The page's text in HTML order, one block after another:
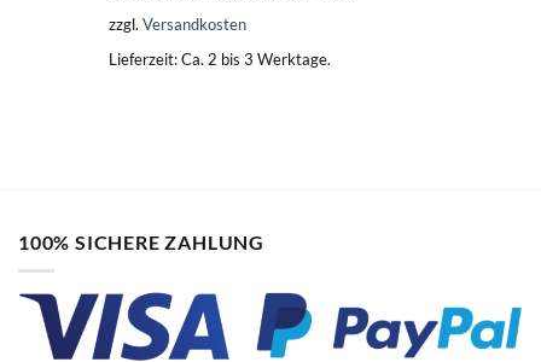
zzgl. Versandkosten
Lieferzeit:Ca. 2 bis 3 Werktage.
100% SICHERE ZAHLUNG